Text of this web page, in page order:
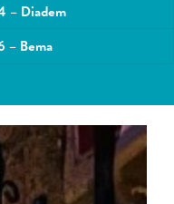
– Diadem
– Bema